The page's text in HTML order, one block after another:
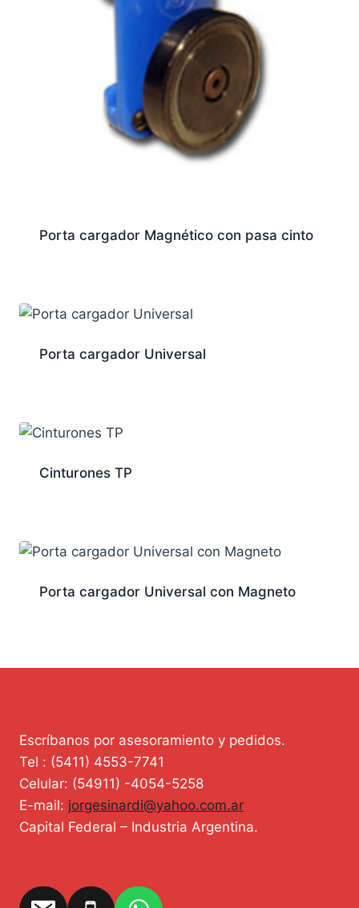
Porta cargador Magnético con pasa cinto
Porta cargador Universal
Cinturones TP
Porta cargador Universal con Magneto
Escríbanos por asesoramiento y pedidos.
Tel : (5411) 4553-7741
Celular: (54911) -4054-5258
E-mail: jorgesinardi@yahoo.com.ar
Capital Federal – Industria Argentina.